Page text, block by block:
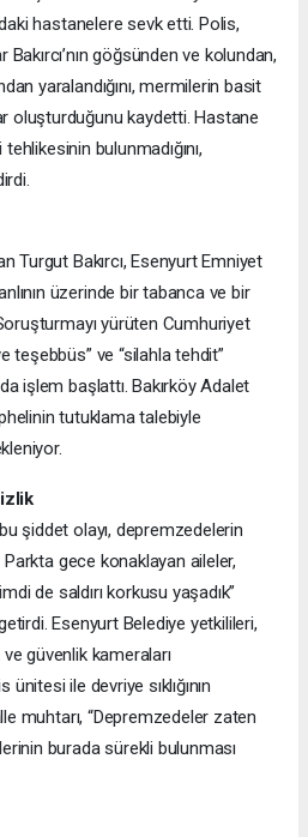
hastanelere sevk etti. Polis,
Bakırcı’nın göğsünden ve kolundan,
yaralandığını, mermilerin basit
oluşturduğunu kaydetti. Hastane
bulunmadığını,
Turgut Bakırcı, Esenyurt Emniyet
üzerinde bir tabanca ve bir
yürüten Cumhuriyet
teşebbüs” ve “silahla tehdit”
işlem başlattı. Bakırköy Adalet
tutuklama talebiyle
şiddet olayı, depremzedelerin
Parkta gece konaklayan aileler,
de saldırı korkusu yaşadık”
Esenyurt Belediye yetkilileri,
güvenlik kameraları
ile devriye sıklığının
muhtarı, “Depremzedeler zaten
burada sürekli bulunması